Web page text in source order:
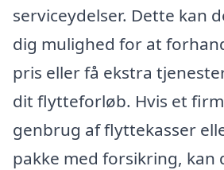
serviceydelser. Dette kan
dig mulighed for at
pris eller få ekstra
dit flytteforløb. Hvis et
genbrug af flyttekasser
pakke med forsikring, kan